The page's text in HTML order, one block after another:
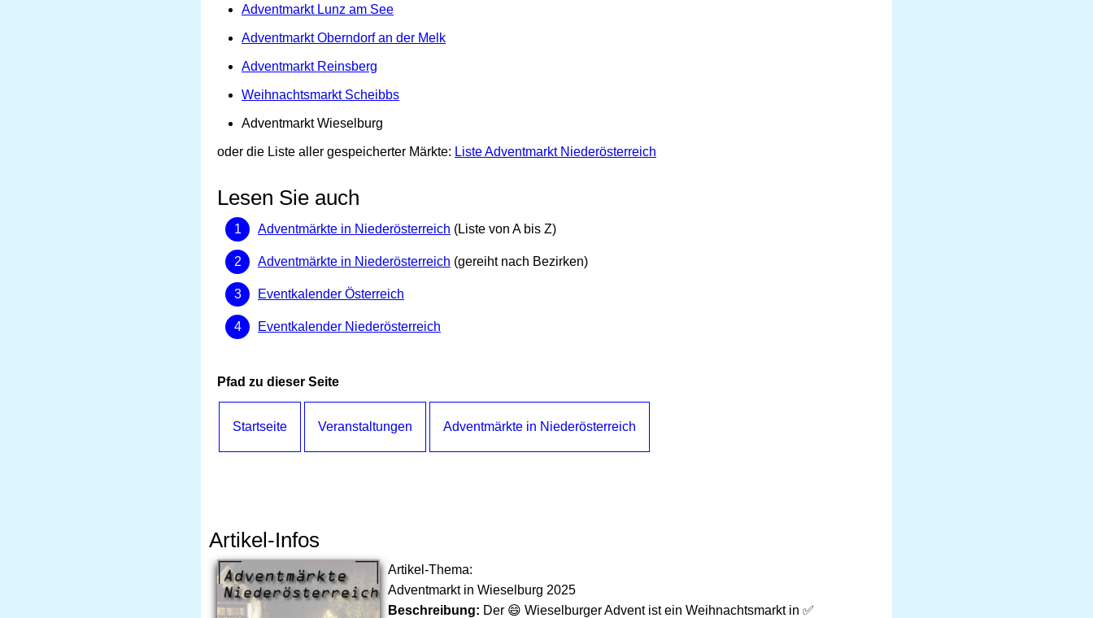
Adventmarkt Lunz am See
Adventmarkt Oberndorf an der Melk
Adventmarkt Reinsberg
Weihnachtsmarkt Scheibbs
Adventmarkt Wieselburg
oder die Liste aller gespeicherter Märkte: Liste Adventmarkt Niederösterreich
Lesen Sie auch
Adventmärkte in Niederösterreich (Liste von A bis Z)
Adventmärkte in Niederösterreich (gereiht nach Bezirken)
Eventkalender Österreich
Eventkalender Niederösterreich
Pfad zu dieser Seite
Startseite Veranstaltungen Adventmärkte in Niederösterreich
Artikel-Infos
Artikel-Thema:
Adventmarkt in Wieselburg 2025
Beschreibung: Der 😄 Wieselburger Advent ist ein Weihnachtsmarkt in ✅